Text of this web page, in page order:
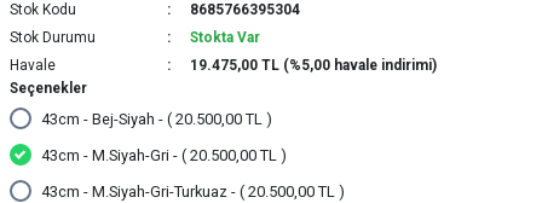
Stok Kodu
8685766395304
Stok Durumu
Stokta Var
Havale
19.475,00 TL (%5,00 havale indirimi)
Seçenekler
43cm - Bej-Siyah - ( 20.500,00 TL )
43cm - M.Siyah-Gri - ( 20.500,00 TL )
43cm - M.Siyah-Gri-Turkuaz - ( 20.500,00 TL )